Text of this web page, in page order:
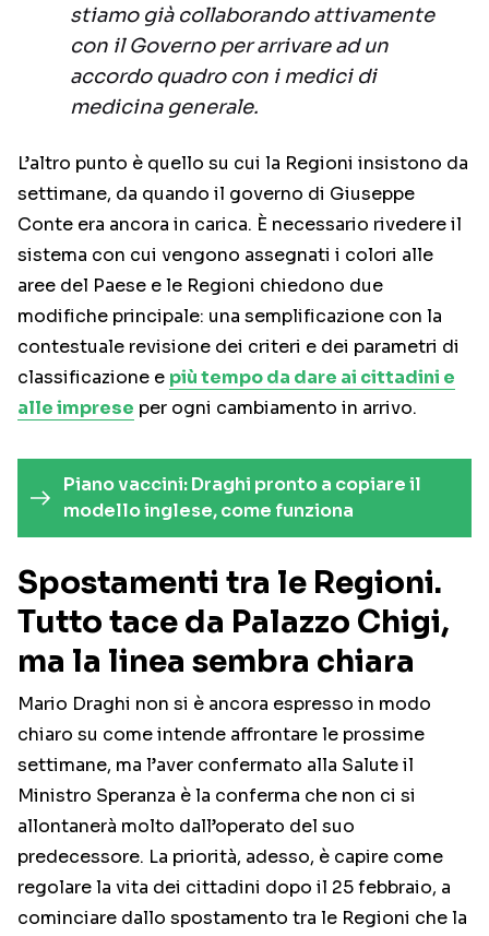
stiamo già collaborando attivamente
con il Governo per arrivare ad un
accordo quadro con i medici di
medicina generale.
L’altro punto è quello su cui la Regioni insistono da
settimane, da quando il governo di Giuseppe
Conte era ancora in carica. È necessario rivedere il
sistema con cui vengono assegnati i colori alle
aree del Paese e le Regioni chiedono due
modifiche principale: una semplificazione con la
contestuale revisione dei criteri e dei parametri di
classificazione e più tempo da dare ai cittadini e
alle imprese per ogni cambiamento in arrivo.
Piano vaccini: Draghi pronto a copiare il
modello inglese, come funziona
Spostamenti tra le Regioni.
Tutto tace da Palazzo Chigi,
ma la linea sembra chiara
Mario Draghi non si è ancora espresso in modo
chiaro su come intende affrontare le prossime
settimane, ma l’aver confermato alla Salute il
Ministro Speranza è la conferma che non ci si
allontanerà molto dall’operato del suo
predecessore. La priorità, adesso, è capire come
regolare la vita dei cittadini dopo il 25 febbraio, a
cominciare dallo spostamento tra le Regioni che la